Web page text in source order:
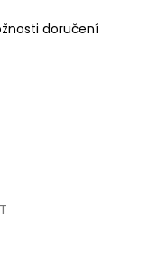
doručení